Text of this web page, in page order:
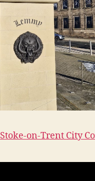
Stoke-on-Trent City